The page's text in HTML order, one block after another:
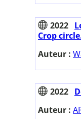
2022
Crop
Auteur :
2022
Auteur :